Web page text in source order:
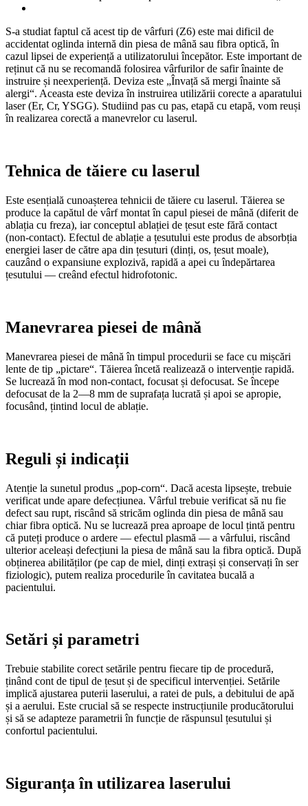
S-a studiat faptul că acest tip de vârfuri (Z6) este mai dificil de
accidentat oglinda internă din piesa de mână sau fibra optică, în
cazul lipsei de experiență a utilizatorului începător. Este important de
reținut că nu se recomandă folosirea vârfurilor de safir înainte de
instruire și neexperiență. Deviza este „Învață să mergi înainte să
alergi“. Aceasta este deviza în instruirea utilizării corecte a aparatului
laser (Er, Cr, YSGG). Studiind pas cu pas, etapă cu etapă, vom reuși
în realizarea corectă a manevrelor cu laserul.
Tehnica de tăiere cu laserul
Este esențială cunoașterea tehnicii de tăiere cu laserul. Tăierea se
produce la capătul de vârf montat în capul piesei de mână (diferit de
ablația cu freza), iar conceptul ablației de țesut este fără contact
(non-contact). Efectul de ablație a țesutului este produs de absorbția
energiei laser de către apa din țesuturi (dinți, os, țesut moale),
cauzând o expansiune explozivă, rapidă a apei cu îndepărtarea
țesutului — creând efectul hidrofotonic.
Manevrarea piesei de mână
Manevrarea piesei de mână în timpul procedurii se face cu mișcări
lente de tip „pictare“. Tăierea încetă realizează o intervenție rapidă.
Se lucrează în mod non-contact, focusat și defocusat. Se începe
defocusat de la 2—8 mm de suprafața lucrată și apoi se apropie,
focusând, țintind locul de ablație.
Reguli și indicații
Atenție la sunetul produs „pop-corn“. Dacă acesta lipsește, trebuie
verificat unde apare defecțiunea. Vârful trebuie verificat să nu fie
defect sau rupt, riscând să stricăm oglinda din piesa de mână sau
chiar fibra optică. Nu se lucrează prea aproape de locul țintă pentru
că puteți produce o ardere — efectul plasmă — a vârfului, riscând
ulterior aceleași defecțiuni la piesa de mână sau la fibra optică. După
obținerea abilităților (pe cap de miel, dinți extrași și conservați în ser
fiziologic), putem realiza procedurile în cavitatea bucală a
pacientului.
Setări și parametri
Trebuie stabilite corect setările pentru fiecare tip de procedură,
ținând cont de tipul de țesut și de specificul intervenției. Setările
implică ajustarea puterii laserului, a ratei de puls, a debitului de apă
și a aerului. Este crucial să se respecte instrucțiunile producătorului
și să se adapteze parametrii în funcție de răspunsul țesutului și
confortul pacientului.
Siguranța în utilizarea laserului